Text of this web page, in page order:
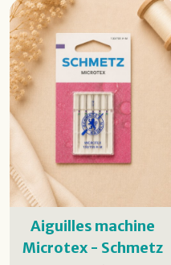
Aiguilles machine
Microtex - Schmetz